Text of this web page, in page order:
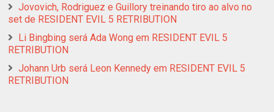
Jovovich, Rodriguez e Guillory treinando tiro ao alvo no
set de RESIDENT EVIL 5 RETRIBUTION
Li Bingbing será Ada Wong em RESIDENT EVIL 5
RETRIBUTION
Johann Urb será Leon Kennedy em RESIDENT EVIL 5
RETRIBUTION